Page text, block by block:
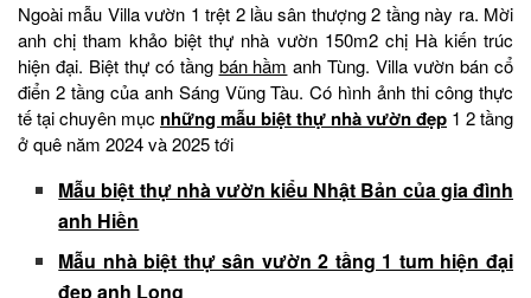
Ngoài mẫu Villa vườn 1 trệt 2 lầu sân thượng 2 tầng này ra. Mời
anh chị tham khảo biệt thự nhà vườn 150m2 chị Hà kiến trúc
hiện đại. Biệt thự có tầng bán hầm anh Tùng. Villa vườn bán cổ
điển 2 tầng của anh Sáng Vũng Tàu. Có hình ảnh thi công thực
tế tại chuyên mục những mẫu biệt thự nhà vườn đẹp 1 2 tầng
ở quê năm 2024 và 2025 tới
Mẫu biệt thự nhà vườn kiểu Nhật Bản của gia đình
anh Hiền
Mẫu nhà biệt thự sân vườn 2 tầng 1 tum hiện đại
đẹp anh Long